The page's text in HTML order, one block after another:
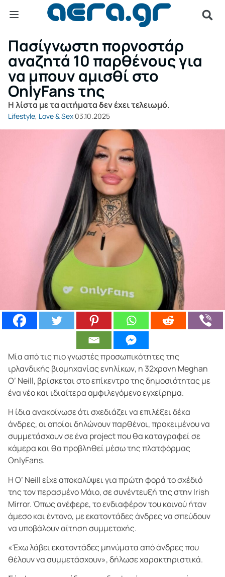
Πασίγνωστη πορνοστάρ
αναζητά 10 παρθένους για
να μπουν αμισθί στο
OnlyFans της
Η λίστα με τα αιτήματα δεν έχει τελειωμό.
Lifestyle, Love & Sex 03.10.2025
Μία από τις πιο γνωστές προσωπικότητες της
ιρλανδικής βιομηχανίας ενηλίκων, η 32χρονη Meghan
O’ Neill, βρίσκεται στο επίκεντρο της δημοσιότητας με
ένα νέο και ιδιαίτερα αμφιλεγόμενο εγχείρημα.
Η ίδια ανακοίνωσε ότι σχεδιάζει να επιλέξει δέκα
άνδρες, οι οποίοι δηλώνουν παρθένοι, προκειμένου να
συμμετάσχουν σε ένα project που θα καταγραφεί σε
κάμερα και θα προβληθεί μέσω της πλατφόρμας
OnlyFans.
Η O’ Neill είχε αποκαλύψει για πρώτη φορά το σχέδιό
της τον περασμένο Μάιο, σε συνέντευξή της στην Irish
Mirror. Όπως ανέφερε, το ενδιαφέρον του κοινού ήταν
άμεσο και έντονο, με εκατοντάδες άνδρες να σπεύδουν
να υποβάλουν αίτηση συμμετοχής.
«Έχω λάβει εκατοντάδες μηνύματα από άνδρες που
θέλουν να συμμετάσχουν», δήλωσε χαρακτηριστικά.